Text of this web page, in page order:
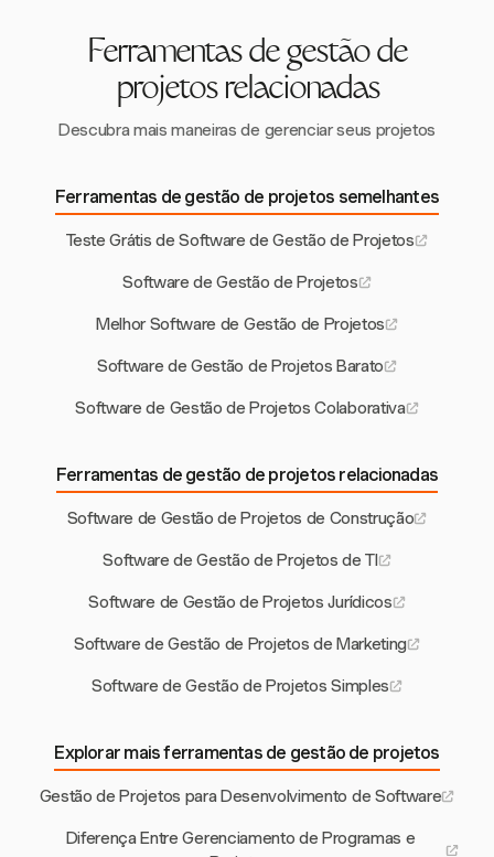
Ferramentas de gestão de
projetos relacionadas
Descubra mais maneiras de gerenciar seus projetos
Ferramentas de gestão de projetos semelhantes
Teste Grátis de Software de Gestão de Projetos
Software de Gestão de Projetos
Melhor Software de Gestão de Projetos
Software de Gestão de Projetos Barato
Software de Gestão de Projetos Colaborativa
Ferramentas de gestão de projetos relacionadas
Software de Gestão de Projetos de Construção
Software de Gestão de Projetos de TI
Software de Gestão de Projetos Jurídicos
Software de Gestão de Projetos de Marketing
Software de Gestão de Projetos Simples
Explorar mais ferramentas de gestão de projetos
Gestão de Projetos para Desenvolvimento de Software
Diferença Entre Gerenciamento de Programas e